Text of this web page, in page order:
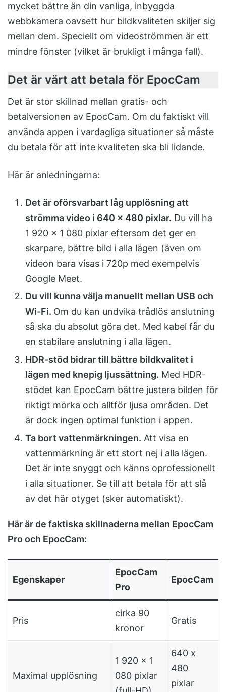
mycket bättre än din vanliga, inbyggda
webbkamera oavsett hur bildkvaliteten skiljer sig
mellan dem. Speciellt om videoströmmen är ett
mindre fönster (vilket är brukligt i många fall).
Det är värt att betala för EpocCam
Det är stor skillnad mellan gratis- och
betalversionen av EpocCam. Om du faktiskt vill
använda appen i vardagliga situationer så måste
du betala för att inte kvaliteten ska bli lidande.
Här är anledningarna:
Det är oförsvarbart låg upplösning att
strömma video i 640 x 480 pixlar. Du vill ha
1 920 x 1 080 pixlar eftersom det ger en
skarpare, bättre bild i alla lägen (även om
videon bara visas i 720p med exempelvis
Google Meet.
Du vill kunna välja manuellt mellan USB och
Wi-Fi. Om du kan undvika trådlös anslutning
så ska du absolut göra det. Med kabel får du
en stabilare anslutning i alla lägen.
HDR-stöd bidrar till bättre bildkvalitet i
lägen med knepig ljussättning. Med HDR-
stödet kan EpocCam bättre justera bilden för
riktigt mörka och alltför ljusa områden. Det
är dock ingen optimal funktion i appen.
Ta bort vattenmärkningen. Att visa en
vattenmärkning är ett stort nej i alla lägen.
Det är inte snyggt och känns oprofessionellt
i alla situationer. Se till att betala för att slå
av det här otyget (sker automatiskt).
Här är de faktiska skillnaderna mellan EpocCam
Pro och EpocCam:
Egenskaper
EpocCam
Pro
EpocCam
Pris
cirka 90
kronor
Gratis
Maximal upplösning
1 920 x 1
080 pixlar
640 x
480
pixlar